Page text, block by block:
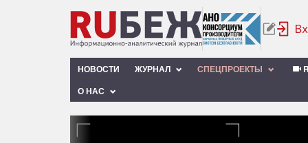
НОВОСТИ ЖУРНАЛ СПЕЦПРОЕКТЫ
О НАС